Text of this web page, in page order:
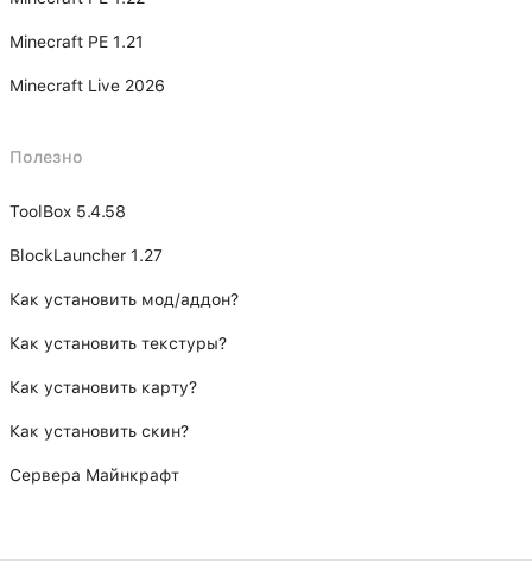
Minecraft PE 1.21
Minecraft Live 2026
Полезно
ToolBox 5.4.58
BlockLauncher 1.27
Как установить мод/аддон?
Как установить текстуры?
Как установить карту?
Как установить скин?
Сервера Майнкрафт